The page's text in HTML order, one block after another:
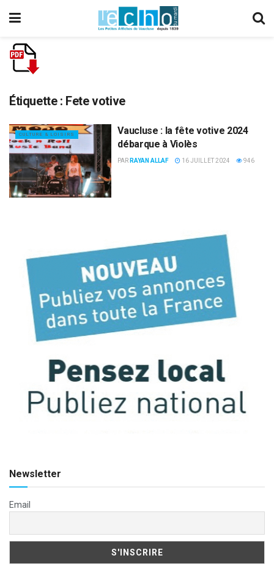
Étiquette : Fete votive
CULTURE & LOISIRS
Vaucluse : la fête votive 2024
débarque à Violès
PAR RAYAN ALLAF 16 JUILLET 2024 946
Newsletter
Email